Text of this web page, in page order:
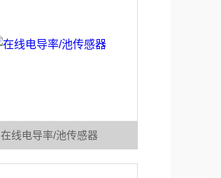
在线电导率/池传感器